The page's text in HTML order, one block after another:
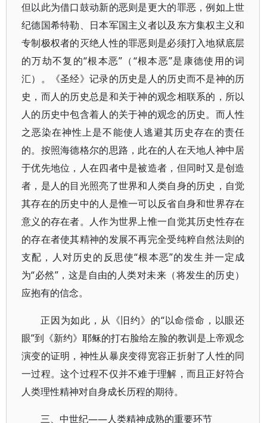
但以此为借口鼓动新的恶则是更大的罪恶，例如上世
纪德国希特勒、日本军国主义者以及东方集权主义和
专制极权者的灭绝人性的罪恶则是必须打入地狱底层
的万劫不复的“根本恶”（“根本恶”是康德使用的词
汇）。《圣经》记录的历史是人的历史而不是神的历
史，而人的历史总是和关于神的观念相联系的，所以
人的历史中包含着人的关于神的观念的历史。而人性
之恶染在神性上是不能使人逃避其历史存在的责任
的。按照海德格尔的思路，此在的人在天地人神中居
于优先地位，人在四者中是被造者，但同时又是创造
者，是人的目光照亮了世界和人类自身的历史，自觉
其存在的历史中的人是惟一可以反省自身和世界存在
意义的存在者。人作为世界上惟一自觉其历史性存在
的存在者使其精神的发展不再完全受纯粹自然法则的
支配，人对历史的反思使“根本恶”的发生并一定成
为“必然”，这是自由的人类对未来（将发生的历史）
应抱有的信念。
正因为如此，从《旧约》的“以命偿命，以眼还
眼”到《新约》耶稣的打右脸给左脸的教训是上帝观念
演变的证明，神性从暴戾变得宽容正折射了人性的同
一过程。这个过程不仅并不难于理解，而且正好符合
人类理性精神对自身成长历程的期待。
三、中世纪——人类精神成熟的重要环节